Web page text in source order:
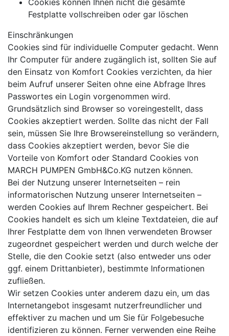
Festplatte vollschreiben oder gar löschen
Einschränkungen
Cookies sind für individuelle Computer gedacht. Wenn
Ihr Computer für andere zugänglich ist, sollten Sie auf
den Einsatz von Komfort Cookies verzichten, da hier
beim Aufruf unserer Seiten ohne eine Abfrage Ihres
Passwortes ein Login vorgenommen wird.
Grundsätzlich sind Browser so voreingestellt, dass
Cookies akzeptiert werden. Sollte das nicht der Fall
sein, müssen Sie Ihre Browsereinstellung so verändern,
dass Cookies akzeptiert werden, bevor Sie die
Vorteile von Komfort oder Standard Cookies von
MARCH PUMPEN GmbH&Co.KG nutzen können.
Bei der Nutzung unserer Internetseiten – rein
informatorischen Nutzung unserer Internetseiten –
werden Cookies auf Ihrem Rechner gespeichert. Bei
Cookies handelt es sich um kleine Textdateien, die auf
Ihrer Festplatte dem von Ihnen verwendeten Browser
zugeordnet gespeichert werden und durch welche der
Stelle, die den Cookie setzt (also entweder uns oder
ggf. einem Drittanbieter), bestimmte Informationen
zufließen.
Wir setzen Cookies unter anderem dazu ein, um das
Internetangebot insgesamt nutzerfreundlicher und
effektiver zu machen und um Sie für Folgebesuche
identifizieren zu können. Ferner verwenden eine Reihe